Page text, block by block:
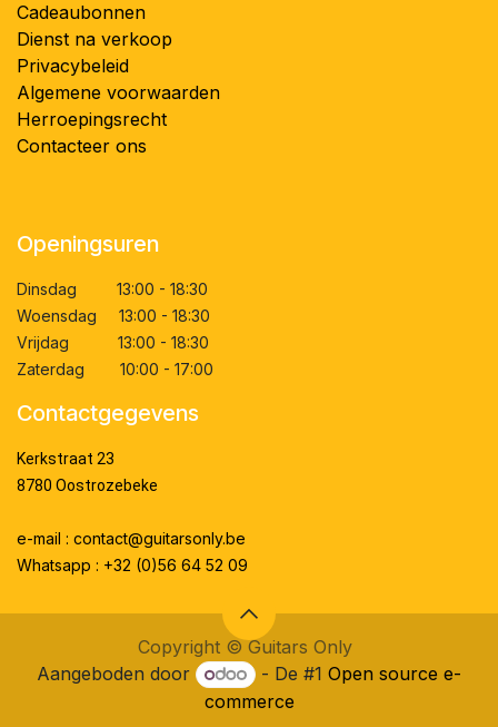
Cadeaubonnen
Dienst na verkoop
Privacybeleid
Algemene voorwaarden
Herroepingsrecht
Contacteer ons
Openingsuren
Dinsdag 13:00 - 18:30
Woensdag 13:00 - 18:30
Vrijdag 13:00 - 18:30
Zaterdag 10:00 - 17:00
Contactgegevens
Kerkstraat 23
8780 Oostrozebeke
e-mail : contact@guitarsonly.be
Whatsapp : +32 (0)56 64 52 09
Copyright ©Guitars Only
Aangeboden door
- De #1Open source e-
commerce